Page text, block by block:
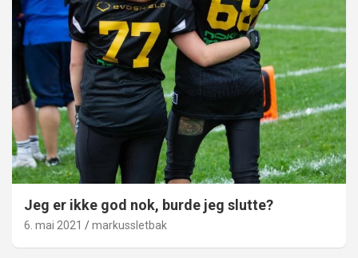
Jeg er ikke god nok, burde jeg slutte?
6. mai 2021 markussletbak